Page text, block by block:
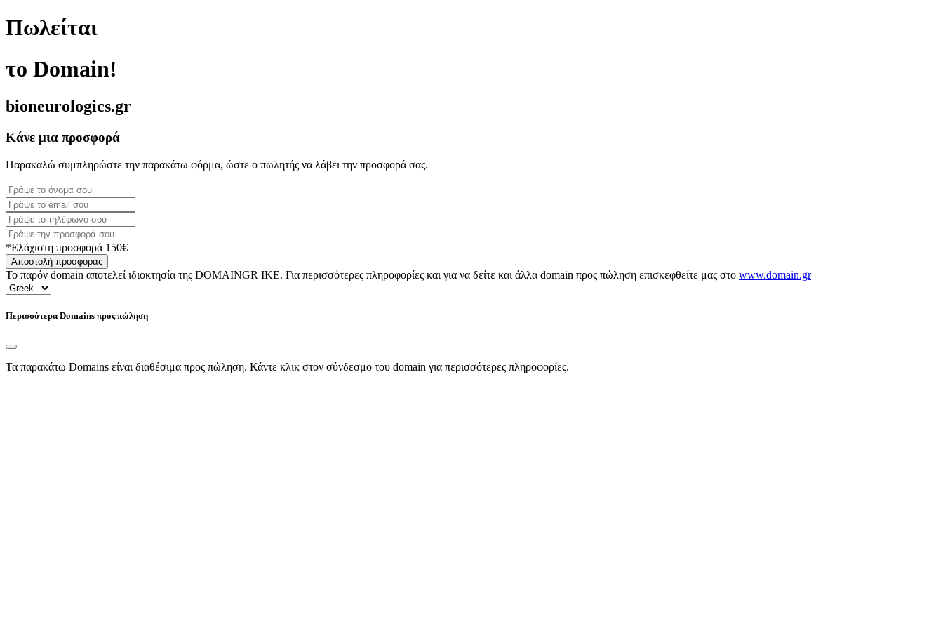
Πωλείται
το Domain!
bioneurologics.gr
Κάνε μια προσφορά
Παρακαλώ συμπληρώστε την παρακάτω φόρμα, ώστε ο πωλητής να λάβει την προσφορά σας.
*Ελάχιστη προσφορά 150€
Αποστολή προσφοράς
Το παρόν domain αποτελεί ιδιοκτησία της DOMAINGR ΙΚΕ. Για περισσότερες πληροφορίες και για να δείτε και άλλα domain προς πώληση επισκεφθείτε μας στο www.domain.gr
Περισσότερα Domains προς πώληση
Τα παρακάτω Domains είναι διαθέσιμα προς πώληση. Κάντε κλικ στον σύνδεσμο του domain για περισσότερες πληροφορίες.